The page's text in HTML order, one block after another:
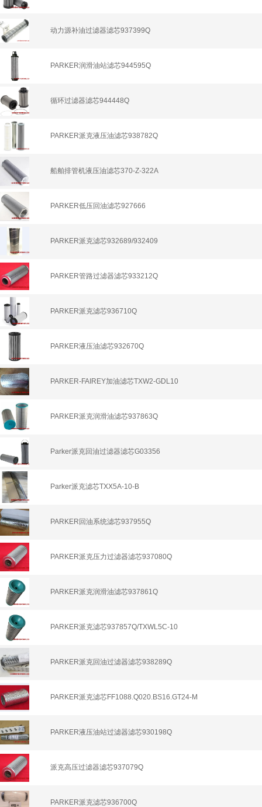
动力源补油过滤器滤芯937399Q
PARKER润滑油站滤芯944595Q
循环过滤器滤芯944448Q
PARKER派克液压油滤芯938782Q
船舶排管机液压油滤芯370-Z-322A
PARKER低压回油滤芯927666
PARKER派克滤芯932689/932409
PARKER管路过滤器滤芯933212Q
PARKER派克滤芯936710Q
PARKER液压油滤芯932670Q
PARKER-FAIREY加油滤芯TXW2-GDL10
PARKER派克润滑油滤芯937863Q
Parker派克回油过滤器滤芯G03356
Parker派克滤芯TXX5A-10-B
PARKER回油系统滤芯937955Q
PARKER派克压力过滤器滤芯937080Q
PARKER派克润滑油滤芯937861Q
PARKER派克滤芯937857Q/TXWL5C-10
PARKER派克回油过滤器滤芯938289Q
PARKER派克滤芯FF1088.Q020.BS16.GT24-M
PARKER液压油站过滤器滤芯930198Q
派克高压过滤器滤芯937079Q
PARKER派克滤芯936700Q